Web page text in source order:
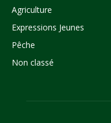
Agriculture
Expressions Jeunes
Pêche
Non classé